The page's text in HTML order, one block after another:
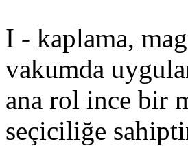
I - kaplama,
vakumda
ana rol ince bir
seçiciliğe